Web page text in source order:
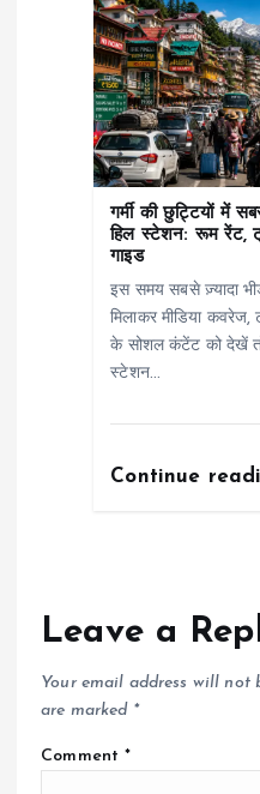
गर्मी की छुट्टियों में
हिल स्टेशन: रूम रेंट,
गाइड
इस समय सबसे ज़्यादा
मिलाकर मीडिया
के सोशल कंटेंट को देखें
स्टेशन…
Continue
Leave a
Your email address will not
are marked *
Comment*